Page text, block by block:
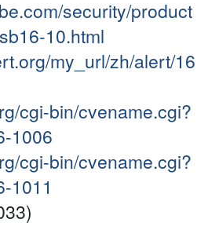
security/product
10.html
my_url/zh/alert/16
cgi-bin/cvename.cgi?
1006
cgi-bin/cvename.cgi?
1011